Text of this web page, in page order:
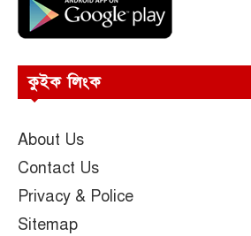
কুইক লিংক
About Us
Contact Us
Privacy & Police
Sitemap